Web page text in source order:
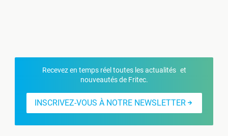
Recevez en temps réel toutes les actualités et
nouveautés de Fritec.
INSCRIVEZ-VOUS À NOTRE NEWSLETTER